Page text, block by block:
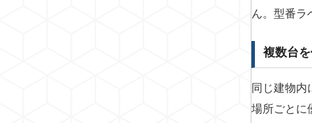
ん。型番ラ
複数台
同じ建物内
場所ごとに